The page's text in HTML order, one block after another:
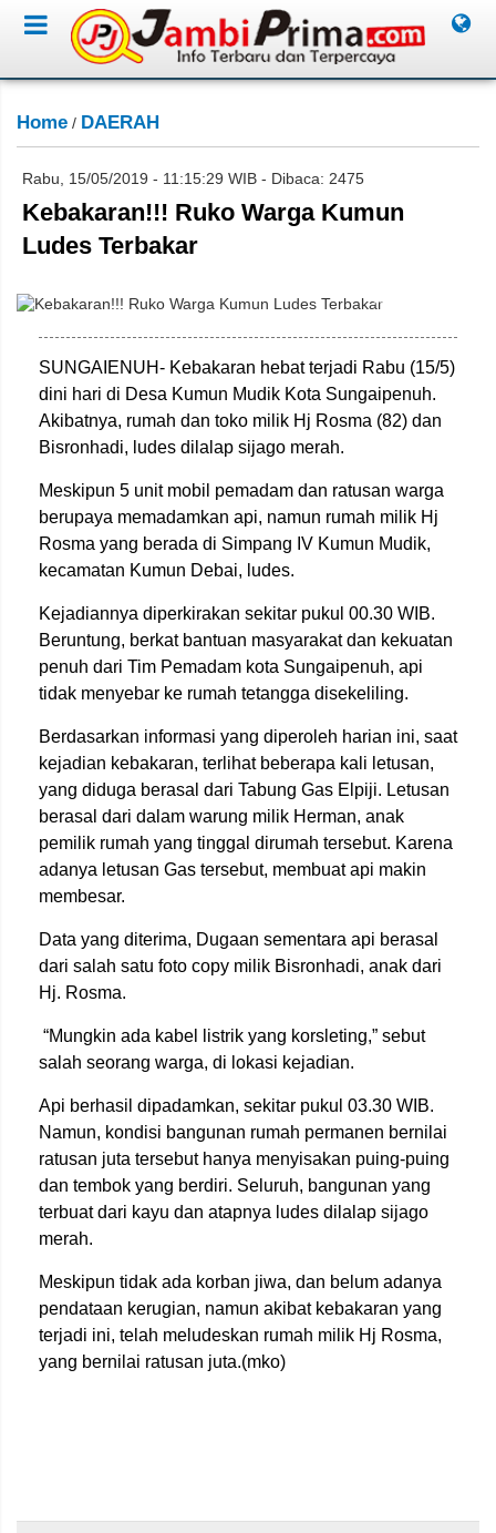
Home / DAERAH
Rabu, 15/05/2019 - 11:15:29 WIB - Dibaca: 2475
Kebakaran!!! Ruko Warga Kumun
Ludes Terbakar
Miko/Jambione.com
SUNGAIENUH- Kebakaran hebat terjadi Rabu (15/5)
dini hari di Desa Kumun Mudik Kota Sungaipenuh.
Akibatnya, rumah dan toko milik Hj Rosma (82) dan
Bisronhadi, ludes dilalap sijago merah.
Meskipun 5 unit mobil pemadam dan ratusan warga
berupaya memadamkan api, namun rumah milik Hj
Rosma yang berada di Simpang IV Kumun Mudik,
kecamatan Kumun Debai, ludes.
Kejadiannya diperkirakan sekitar pukul 00.30 WIB.
Beruntung, berkat bantuan masyarakat dan kekuatan
penuh dari Tim Pemadam kota Sungaipenuh, api
tidak menyebar ke rumah tetangga disekeliling.
Berdasarkan informasi yang diperoleh harian ini, saat
kejadian kebakaran, terlihat beberapa kali letusan,
yang diduga berasal dari Tabung Gas Elpiji. Letusan
berasal dari dalam warung milik Herman, anak
pemilik rumah yang tinggal dirumah tersebut. Karena
adanya letusan Gas tersebut, membuat api makin
membesar.
Data yang diterima, Dugaan sementara api berasal
dari salah satu foto copy milik Bisronhadi, anak dari
Hj. Rosma.
“Mungkin ada kabel listrik yang korsleting,” sebut
salah seorang warga, di lokasi kejadian.
Api berhasil dipadamkan, sekitar pukul 03.30 WIB.
Namun, kondisi bangunan rumah permanen bernilai
ratusan juta tersebut hanya menyisakan puing-puing
dan tembok yang berdiri. Seluruh, bangunan yang
terbuat dari kayu dan atapnya ludes dilalap sijago
merah.
Meskipun tidak ada korban jiwa, dan belum adanya
pendataan kerugian, namun akibat kebakaran yang
terjadi ini, telah meludeskan rumah milik Hj Rosma,
yang bernilai ratusan juta.(mko)